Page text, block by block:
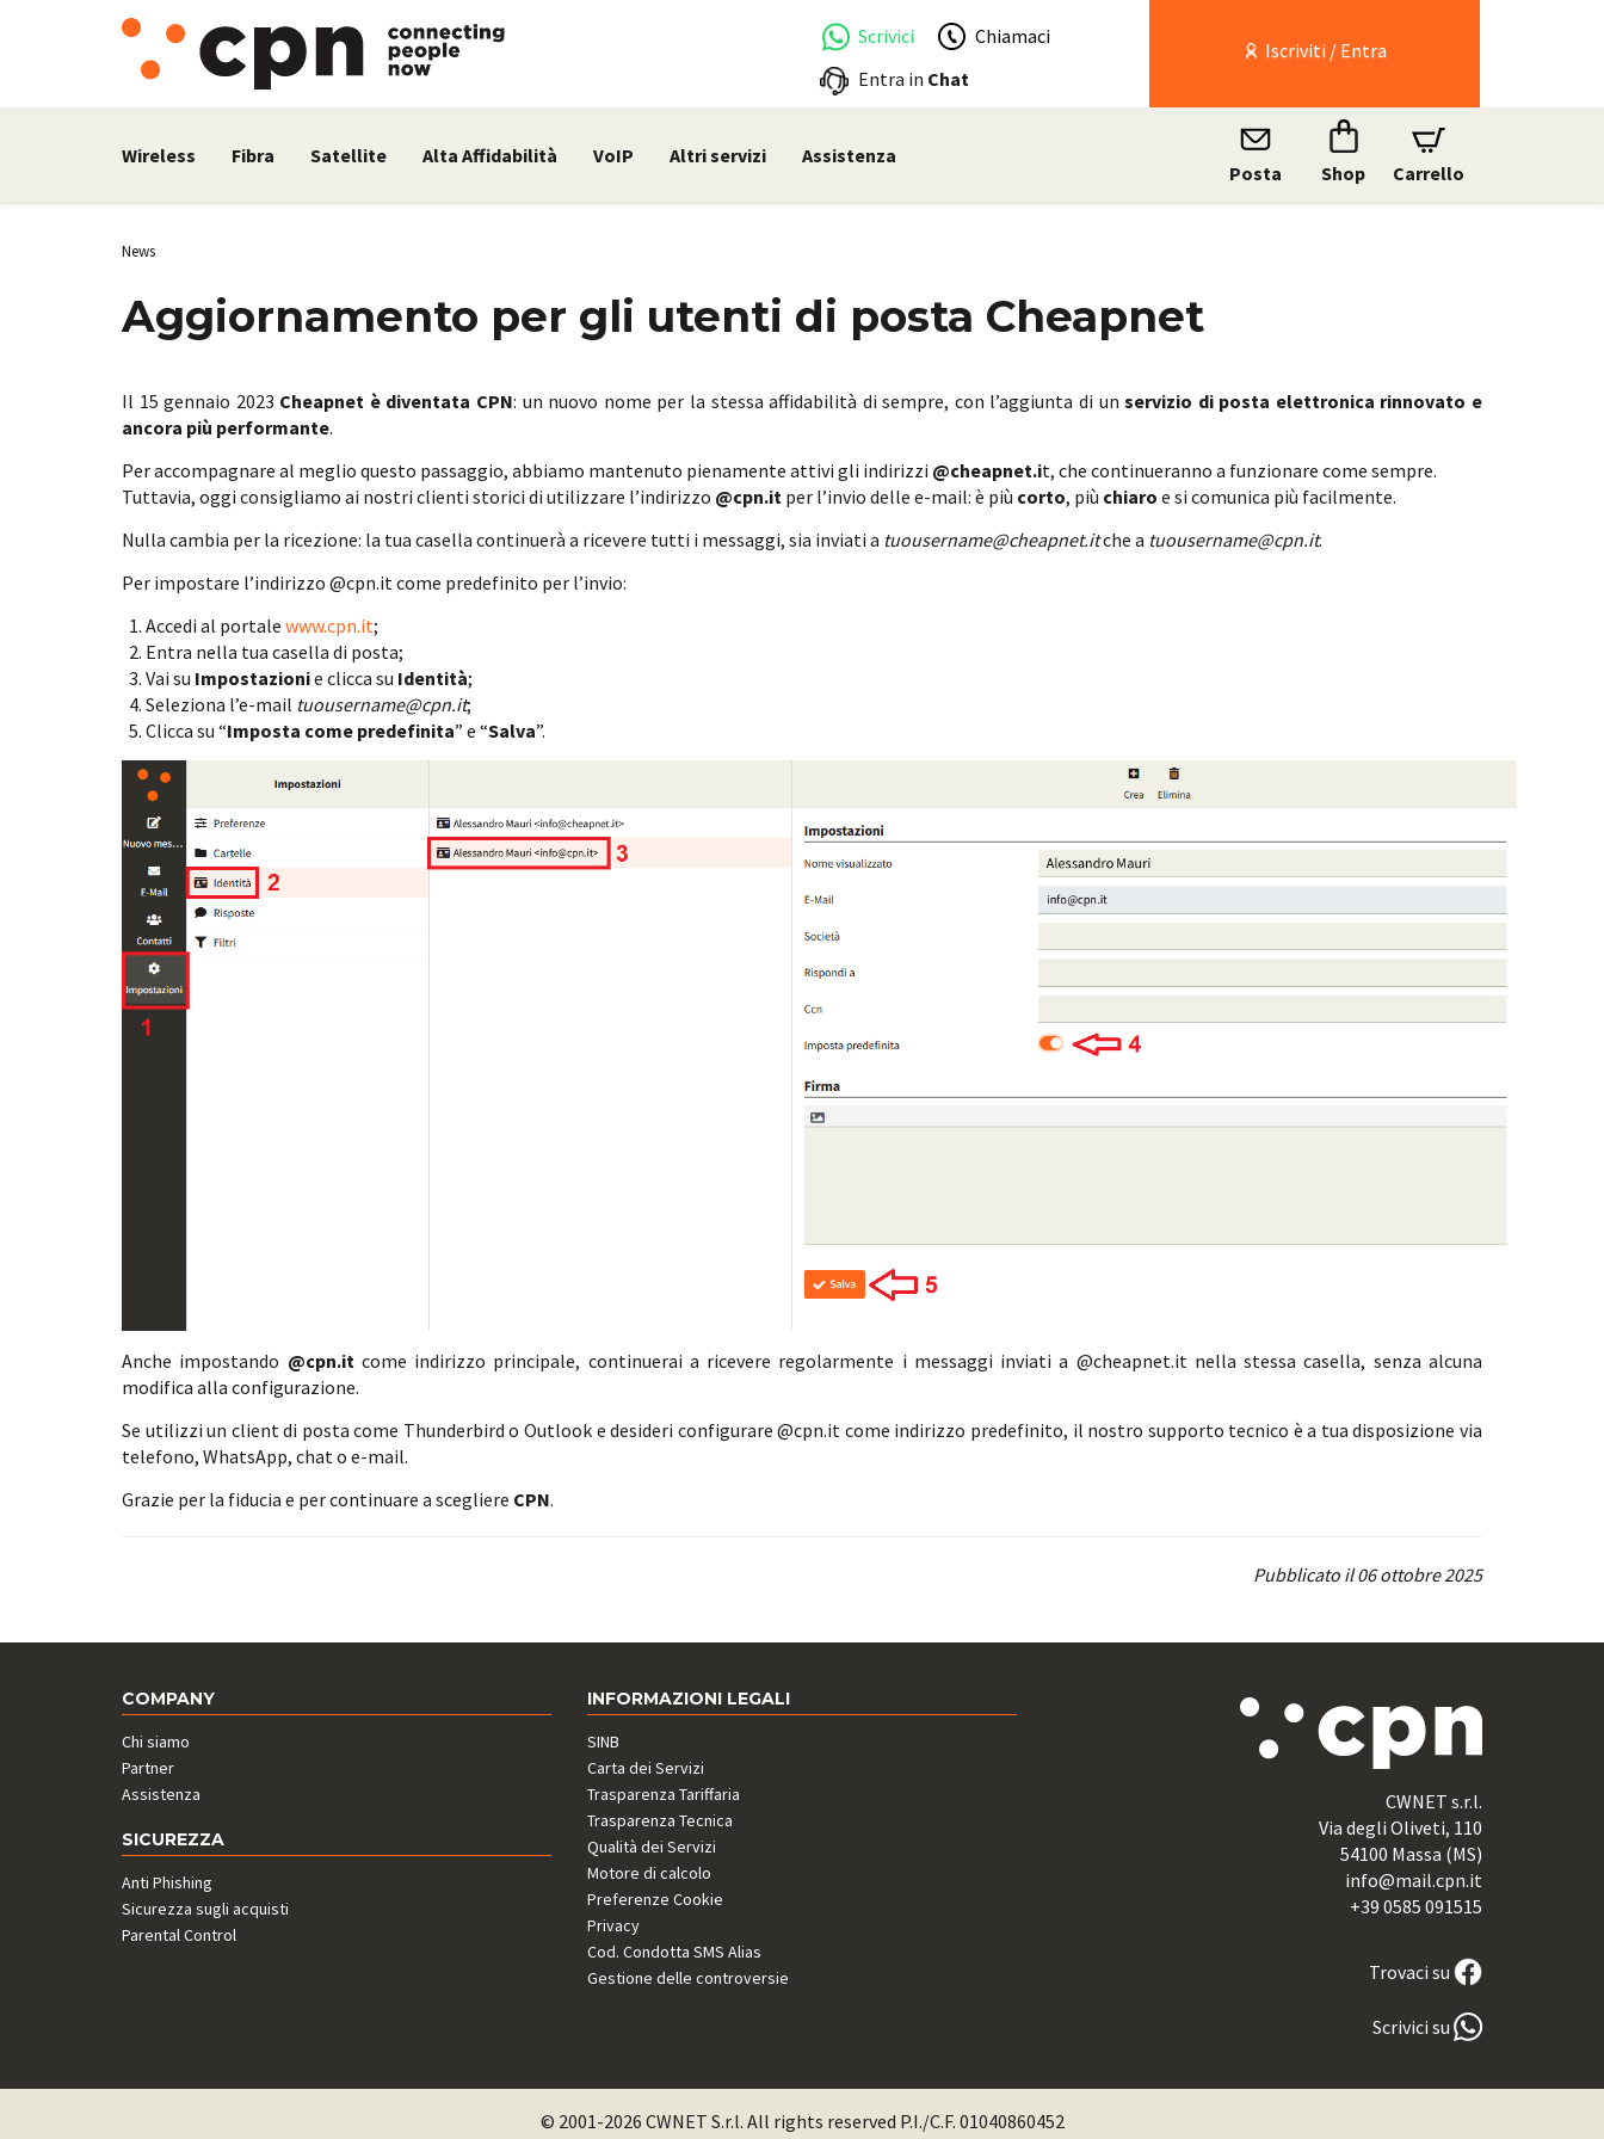
Scrivici
Chiamaci
Entra in Chat
Iscriviti / Entra
Wireless Fibra Satellite Alta Affidabilità VoIP Altri servizi Assistenza
Posta Shop Carrello
News
Aggiornamento per gli utenti di posta Cheapnet
Il 15 gennaio 2023 Cheapnet è diventata CPN: un nuovo nome per la stessa affidabilità di sempre, con l’aggiunta di unservizio di posta elettronica rinnovato e
ancora più performante.
Per accompagnare al meglio questo passaggio, abbiamo mantenuto pienamente attivi gli indirizzi @cheapnet.it, che continueranno a funzionare come sempre.
Tuttavia, oggi consigliamo ai nostri clienti storici di utilizzare l’indirizzo @cpn.it per l’invio delle e-mail: è più corto, più chiaro e si comunica più facilmente.
Nulla cambia per la ricezione: la tua casella continuerà a ricevere tutti i messaggi, sia inviati a tuousername@cheapnet.itche a tuousername@cpn.it.
Per impostare l’indirizzo @cpn.it come predefinito per l’invio:
Accedi al portale www.cpn.it;
Entra nella tua casella di posta;
Vai su Impostazionie clicca su Identità;
Seleziona l’e-mail tuousername@cpn.it;
Clicca su “Imposta come predefinita” e “Salva”.
Anche impostando @cpn.itcome indirizzo principale, continuerai a ricevere regolarmente i messaggi inviati a @cheapnet.it nella stessa casella, senza alcuna
modifica alla configurazione.
Se utilizzi un client di posta come Thunderbird o Outlook e desideri configurare @cpn.it come indirizzo predefinito, il nostro supporto tecnico è a tua disposizione via
telefono, WhatsApp, chat o e-mail.
Grazie per la fiducia e per continuare a scegliere CPN.
Pubblicato il 06 ottobre 2025
COMPANY
Chi siamo
Partner
Assistenza
SICUREZZA
Anti Phishing
Sicurezza sugli acquisti
Parental Control
INFORMAZIONI LEGALI
SINB
Carta dei Servizi
Trasparenza Tariffaria
Trasparenza Tecnica
Qualità dei Servizi
Motore di calcolo
Preferenze Cookie
Privacy
Cod. Condotta SMS Alias
Gestione delle controversie
CWNET s.r.l.
Via degli Oliveti, 110
54100 Massa (MS)
info@mail.cpn.it
+39 0585 091515
Trovaci su
Scrivici su
© 2001-2026 CWNET S.r.l. All rights reserved P.I./C.F. 01040860452